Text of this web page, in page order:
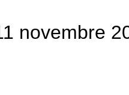
novembre